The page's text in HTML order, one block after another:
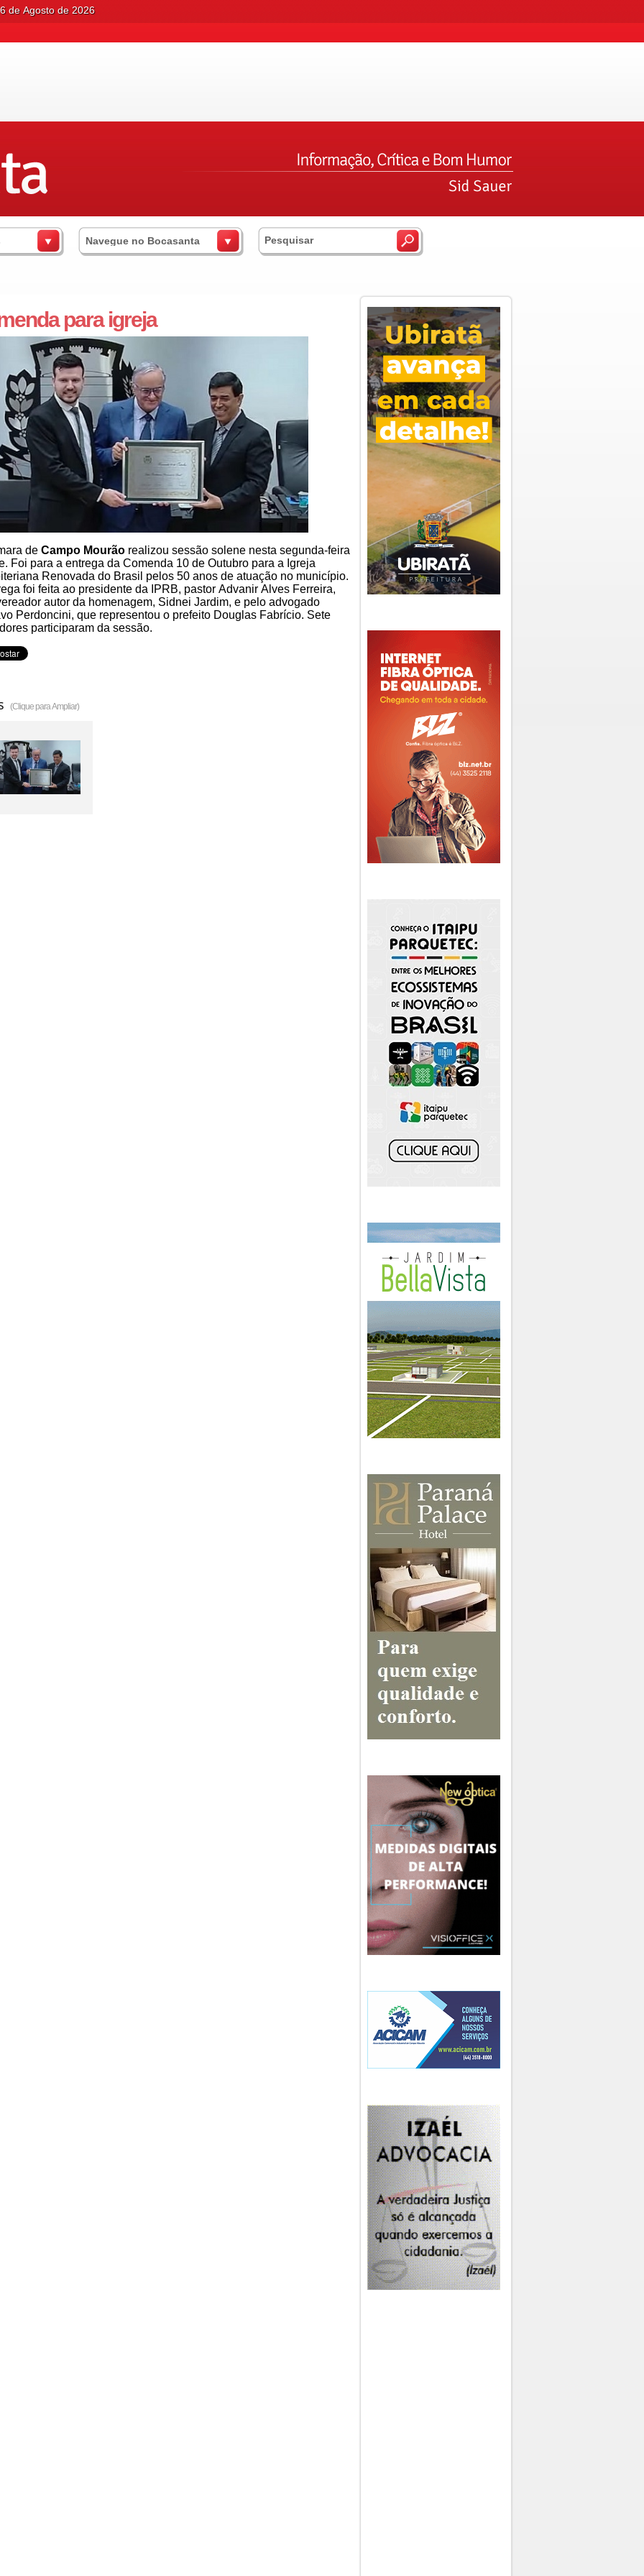
de Agosto de 2026
Navegue no Bocasanta
para igreja
de Campo Mourão realizou sessão solene nesta segunda-feira
Foi para a entrega da Comenda 10 de Outubro para a Igreja
Renovada do Brasil pelos 50 anos de atuação no município.
foi feita ao presidente da IPRB, pastor Advanir Alves Ferreira,
autor da homenagem, Sidnei Jardim, e pelo advogado
Perdoncini, que representou o prefeito Douglas Fabrício. Sete
participaram da sessão.
(Clique para Ampliar)